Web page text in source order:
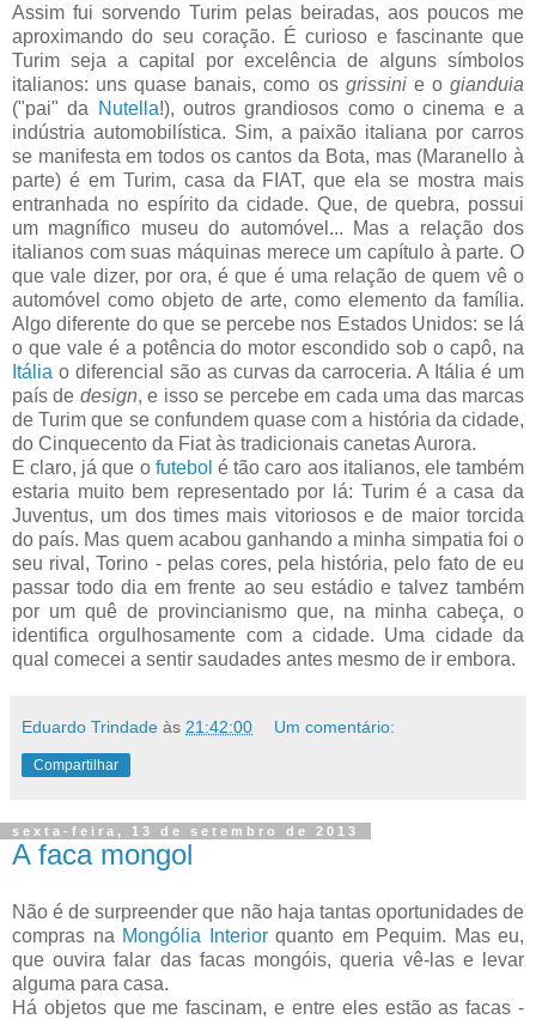
Assim fui sorvendo Turim pelas beiradas, aos poucos me
aproximando do seu coração. É curioso e fascinante que
Turim seja a capital por excelência de alguns símbolos
italianos: uns quase banais, como os grissinie ogianduia
("pai" da
Nutella!), outros grandiosos como o cinema e a
indústria automobilística. Sim, a paixão italiana por carros
se manifesta em todos os cantos da Bota, mas (Maranello à
parte) é em Turim, casa da FIAT, que ela se mostra mais
entranhada no espírito da cidade. Que, de quebra, possui
um magnífico museu do automóvel... Mas a relação dos
italianos com suas máquinas merece um capítulo à parte. O
que vale dizer, por ora, é que é uma relação de quem vê o
automóvel como objeto de arte, como elemento da família.
Algo diferente do que se percebe nos Estados Unidos: se lá
o que vale é a potência do motor escondido sob o capô, na
Itália o diferencial são as curvas da carroceria. A Itália é um
país de design, e isso se percebe em cada uma das marcas
de Turim que se confundem quase com a história da cidade,
do Cinquecento da Fiat às tradicionais canetas Aurora.
E claro, já que o futebol é tão caro aos italianos, ele também
estaria muito bem representado por lá: Turim é a casa da
Juventus, um dos times mais vitoriosos e de maior torcida
do país. Mas quem acabou ganhando a minha simpatia foi o
seu rival, Torino - pelas cores, pela história, pelo fato de eu
passar todo dia em frente ao seu estádio e talvez também
por um quê de provincianismo que, na minha cabeça, o
identifica orgulhosamente com a cidade. Uma cidade da
qual comecei a sentir saudades antes mesmo de ir embora.
Eduardo Trindade às 21:42:00 Um comentário:
Compartilhar
sexta-feira, 13 de setembro de 2013
A faca mongol
Não é de surpreender que não haja tantas oportunidades de
compras na Mongólia Interiorquanto em Pequim. Mas eu,
que ouvira falar das facas mongóis, queria vê-las e levar
alguma para casa.
Há objetos que me fascinam, e entre eles estão as facas -